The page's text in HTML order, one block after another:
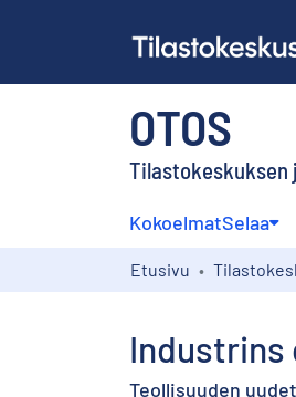
OTOS
Tilastokeskuksen
KokoelmatSelaa
Etusivu
Industrins
Teollisuuden